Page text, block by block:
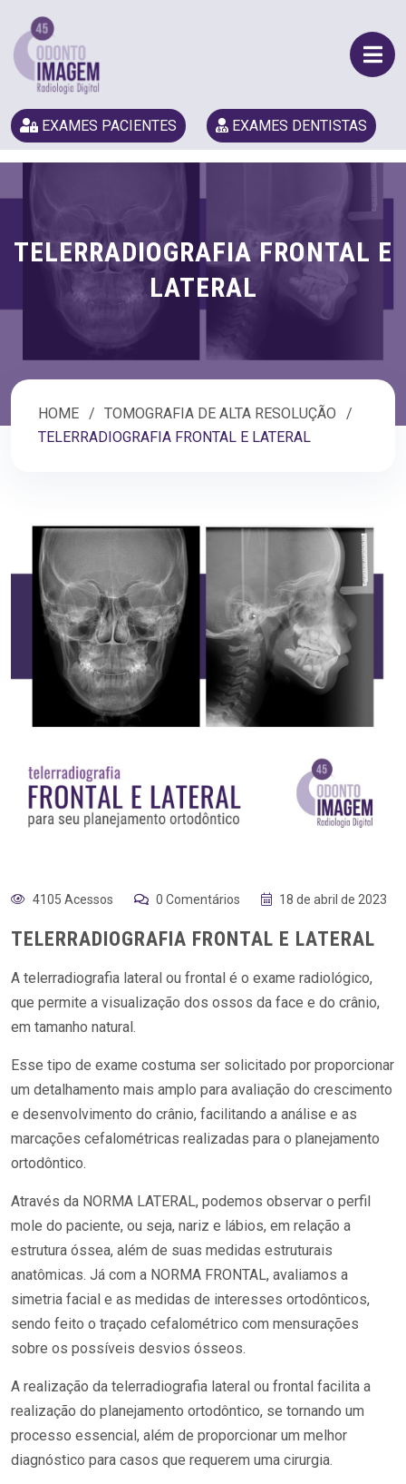
EXAMES PACIENTES EXAMES DENTISTAS
TELERRADIOGRAFIA FRONTAL E
LATERAL
HOME
TOMOGRAFIA DE ALTA RESOLUÇÃO
TELERRADIOGRAFIA FRONTAL E LATERAL
4105 Acessos 0 Comentários 18 de abril de 2023
TELERRADIOGRAFIA FRONTAL E LATERAL
A telerradiografia lateral ou frontal é o exame radiológico,
que permite a visualização dos ossos da face e do crânio,
em tamanho natural.
Esse tipo de exame costuma ser solicitado por proporcionar
um detalhamento mais amplo para avaliação do crescimento
e desenvolvimento do crânio, facilitando a análise e as
marcações cefalométricas realizadas para o planejamento
ortodôntico.
Através da NORMA LATERAL, podemos observar o perfil
mole do paciente, ou seja, nariz e lábios, em relação a
estrutura óssea, além de suas medidas estruturais
anatômicas. Já com a NORMA FRONTAL, avaliamos a
simetria facial e as medidas de interesses ortodônticos,
sendo feito o traçado cefalométrico com mensurações
sobre os possíveis desvios ósseos.
A realização da telerradiografia lateral ou frontal facilita a
realização do planejamento ortodôntico, se tornando um
processo essencial, além de proporcionar um melhor
diagnóstico para casos que requerem uma cirurgia.